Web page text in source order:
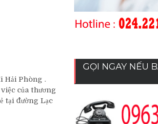
Hải Phòng .
của thương
tại đường Lạc
GỌI NGAY NẾU